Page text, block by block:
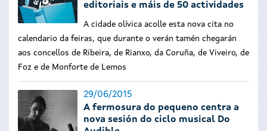
editoriais e máis de 50 actividades
A cidade olívica acolle esta nova cita no
calendario da feiras, que durante o verán tamén chegarán
aos concellos de Ribeira, de Rianxo, da Coruña, de Viveiro, de
Foz e de Monforte de Lemos
29/06/2015
A fermosura do pequeno centra a
nova sesión do ciclo musical Do